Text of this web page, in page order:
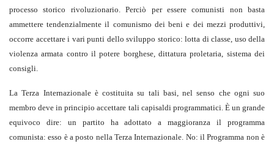
processo storico rivoluzionario. Perciò per essere comunisti non basta
ammettere tendenzialmente il comunismo dei beni e dei mezzi produttivi,
occorre accettare i vari punti dello sviluppo storico: lotta di classe, uso della
violenza armata contro il potere borghese, dittatura proletaria, sistema dei
consigli.
La Terza Internazionale è costituita su tali basi, nel senso che ogni suo
membro deve in principio accettare tali capisaldi programmatici. È un grande
equivoco dire: un partito ha adottato a maggioranza il programma
comunista: esso è a posto nella Terza Internazionale. No: il Programma non è